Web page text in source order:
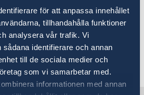
för att anpassa innehållet
tillhandahålla funktioner
analysera vår trafik. Vi
identifierare och annan
till de sociala medier och
som vi samarbetar med.
informationen med annan
Miejska Państwowej Straży
- Portal Gov.pl
sep. 2024, 14.38